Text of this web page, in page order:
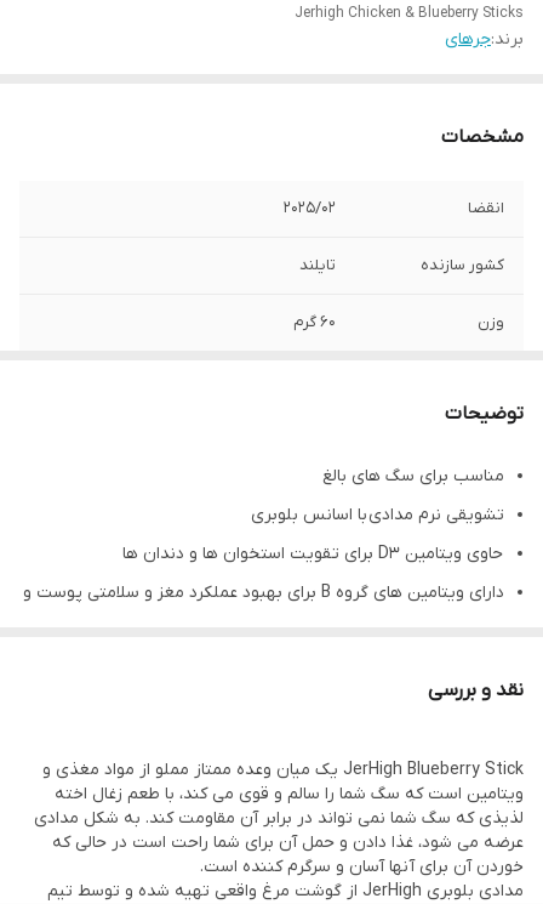
Jerhigh Chicken & Blueberry Sticks
برند:جرهای
مشخصات
انقضا 2025/02
کشور سازنده تایلند
وزن 60 گرم
توضیحات
مناسب برای سگ های بالغ
تشویقی نرم مدادی با اسانس بلوبری
حاوی ویتامین D3 برای تقویت استخوان ها و دندان ها
دارای ویتامین های گروه B برای بهبود عملکرد مغز و سلامتی پوست و
باعث افزایش متابولیسم و سوخت و ساز بدن
نقد و بررسی
JerHigh Blueberry Stick یک میان وعده ممتاز مملو از مواد مغذی و
ویتامین است که سگ شما را سالم و قوی می کند، با طعم زغال اخته
لذیذی که سگ شما نمی تواند در برابر آن مقاومت کند. به شکل مدادی
عرضه می شود، غذا دادن و حمل آن برای شما راحت است در حالی که
خوردن آن برای آنها آسان و سرگرم کننده است.
مدادی بلوبری JerHigh از گوشت مرغ واقعی تهیه شده و توسط تیم